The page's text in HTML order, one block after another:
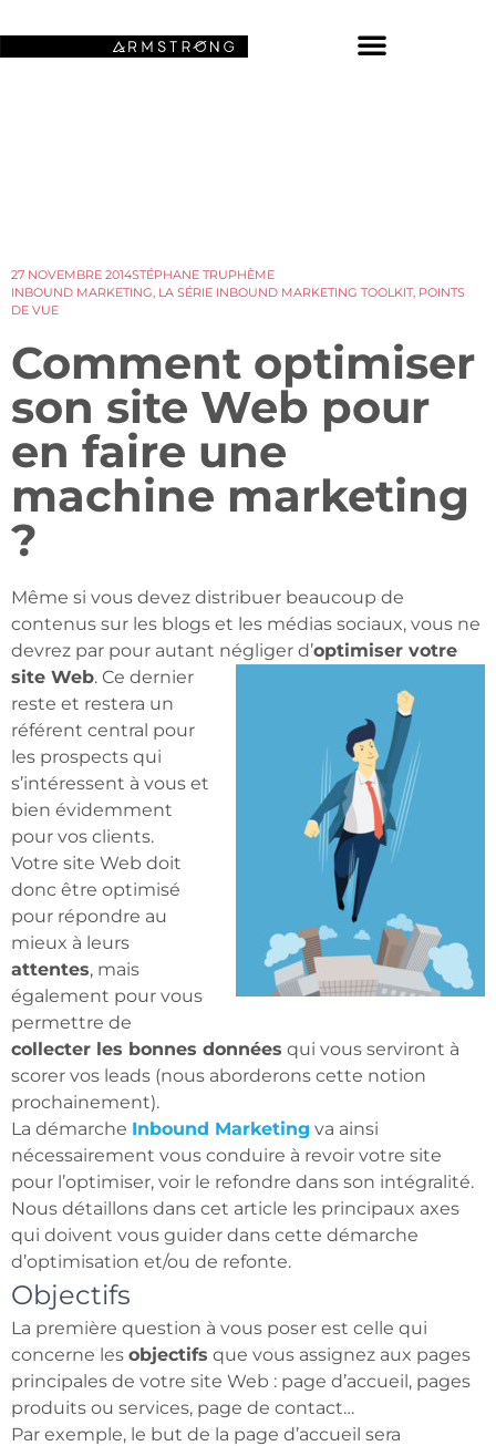
27 NOVEMBRE 2014STÉPHANE TRUPHÈME
INBOUND MARKETING, LA SÉRIE INBOUND MARKETING TOOLKIT, POINTS
DE VUE
Comment optimiser
son site Web pour
en faire une
machine marketing
?
Même si vous devez distribuer beaucoup de
contenus sur les blogs et les médias sociaux, vous ne
devrez par pour autant négliger d’optimiser votre
site Web. Ce dernier
reste et restera un
référent central pour
les prospects qui
s’intéressent à vous et
bien évidemment
pour vos clients.
Votre site Web doit
donc être optimisé
pour répondre au
mieux à leurs
attentes, mais
également pour vous
permettre de
collecter les bonnes données qui vous serviront à
scorer vos leads (nous aborderons cette notion
prochainement).
La démarche Inbound Marketing va ainsi
nécessairement vous conduire à revoir votre site
pour l’optimiser, voir le refondre dans son intégralité.
Nous détaillons dans cet article les principaux axes
qui doivent vous guider dans cette démarche
d’optimisation et/ou de refonte.
Objectifs
La première question à vous poser est celle qui
concerne les objectifs que vous assignez aux pages
principales de votre site Web : page d’accueil, pages
produits ou services, page de contact…
Par exemple, le but de la page d’accueil sera